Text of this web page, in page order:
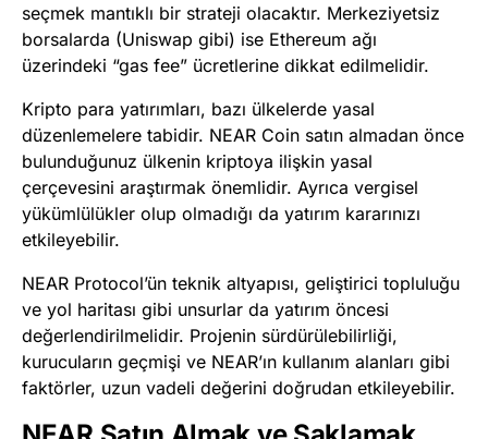
seçmek mantıklı bir strateji olacaktır. Merkeziyetsiz
borsalarda (Uniswap gibi) ise Ethereum ağı
üzerindeki “gas fee” ücretlerine dikkat edilmelidir.
Kripto para yatırımları, bazı ülkelerde yasal
düzenlemelere tabidir. NEAR Coin satın almadan önce
bulunduğunuz ülkenin kriptoya ilişkin yasal
çerçevesini araştırmak önemlidir. Ayrıca vergisel
yükümlülükler olup olmadığı da yatırım kararınızı
etkileyebilir.
NEAR Protocol’ün teknik altyapısı, geliştirici topluluğu
ve yol haritası gibi unsurlar da yatırım öncesi
değerlendirilmelidir. Projenin sürdürülebilirliği,
kurucuların geçmişi ve NEAR’ın kullanım alanları gibi
faktörler, uzun vadeli değerini doğrudan etkileyebilir.